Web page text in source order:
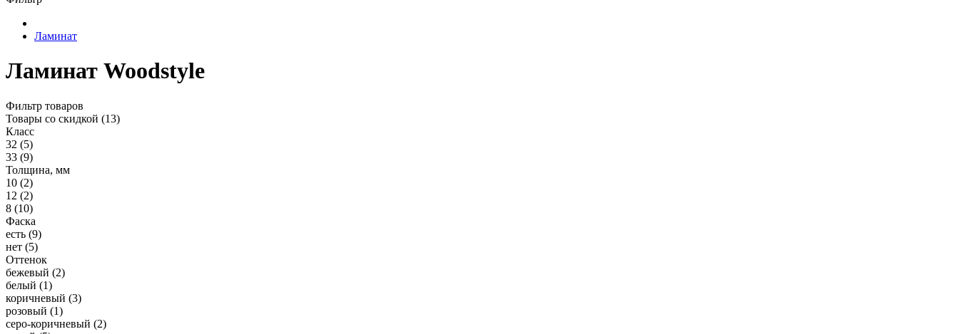
Ламинат
Ламинат Woodstyle
Фильтр товаров
Товары со скидкой (13)
Класс
32 (5)
33 (9)
Толщина, мм
10 (2)
12 (2)
8 (10)
Фаска
есть (9)
нет (5)
Оттенок
бежевый (2)
белый (1)
коричневый (3)
розовый (1)
серо-коричневый (2)